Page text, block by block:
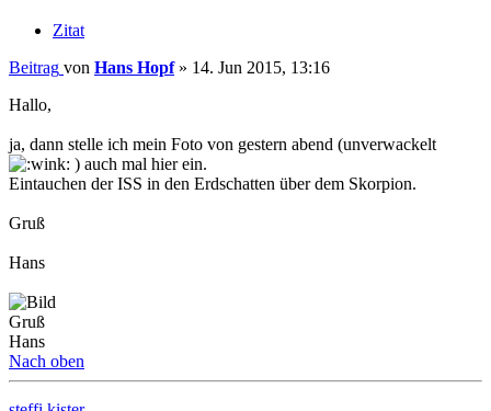
Zitat
Beitrag von Hans Hopf» 14. Jun 2015, 13:16
Hallo,
ja, dann stelle ich mein Foto von gestern abend (unverwackelt
) auch mal hier ein.
Eintauchen der ISS in den Erdschatten über dem Skorpion.
Gruß
Hans
Gruß
Hans
Nach oben